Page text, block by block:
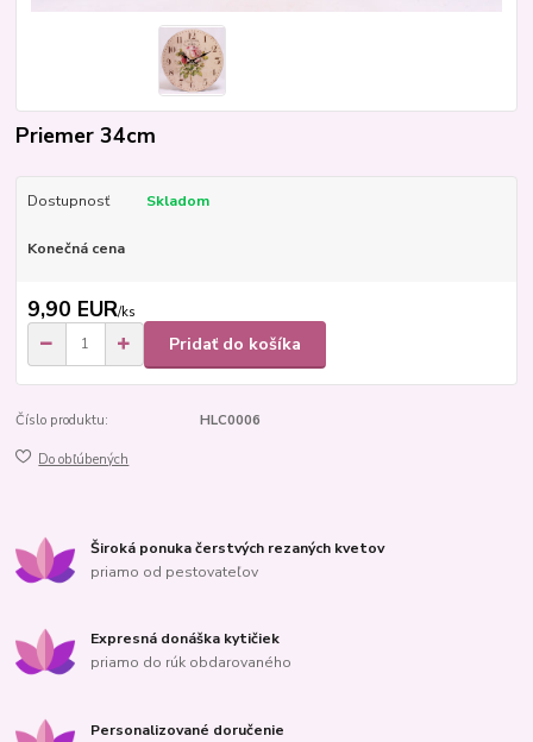
Priemer 34cm
Dostupnosť Skladom
Konečná cena
9,90 EUR/ks
Pridať do košíka
Číslo produktu: HLC0006
Do obľúbených
Široká ponuka čerstvých rezaných kvetov
priamo od pestovateľov
Expresná donáška kytičiek
priamo do rúk obdarovaného
Personalizované doručenie